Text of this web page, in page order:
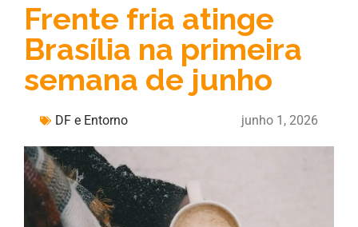
Frente fria atinge
Brasília na primeira
semana de junho
DF e Entorno junho 1, 2026